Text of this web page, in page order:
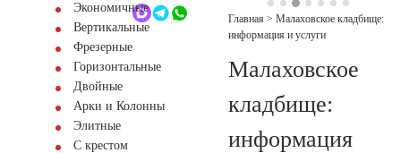
Обратный звонокЭкономичные
Вертикальные
Фрезерные
Горизонтальные
Двойные
Арки и Колонны
Элитные
С крестом
Главная > Малаховское кладбище:
информация и услуги
Малаховское
кладбище:
информация